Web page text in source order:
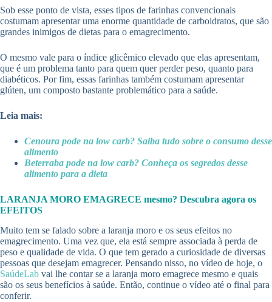
Sob esse ponto de vista, esses tipos de farinhas convencionais
costumam apresentar uma enorme quantidade de carboidratos, que são
grandes inimigos de dietas para o emagrecimento.
O mesmo vale para o índice glicêmico elevado que elas apresentam,
que é um problema tanto para quem quer perder peso, quanto para
diabéticos. Por fim, essas farinhas também costumam apresentar
glúten, um composto bastante problemático para a saúde.
Leia mais:
Cenoura pode na low carb? Saiba tudo sobre o consumo desse
alimento
Beterraba pode na low carb? Conheça os segredos desse
alimento para a dieta
LARANJA MORO EMAGRECE mesmo? Descubra agora os
EFEITOS
Muito tem se falado sobre a laranja moro e os seus efeitos no
emagrecimento. Uma vez que, ela está sempre associada à perda de
peso e qualidade de vida. O que tem gerado a curiosidade de diversas
pessoas que desejam emagrecer. Pensando nisso, no vídeo de hoje, o
SaúdeLab vai lhe contar se a laranja moro emagrece mesmo e quais
são os seus benefícios à saúde. Então, continue o vídeo até o final para
conferir.